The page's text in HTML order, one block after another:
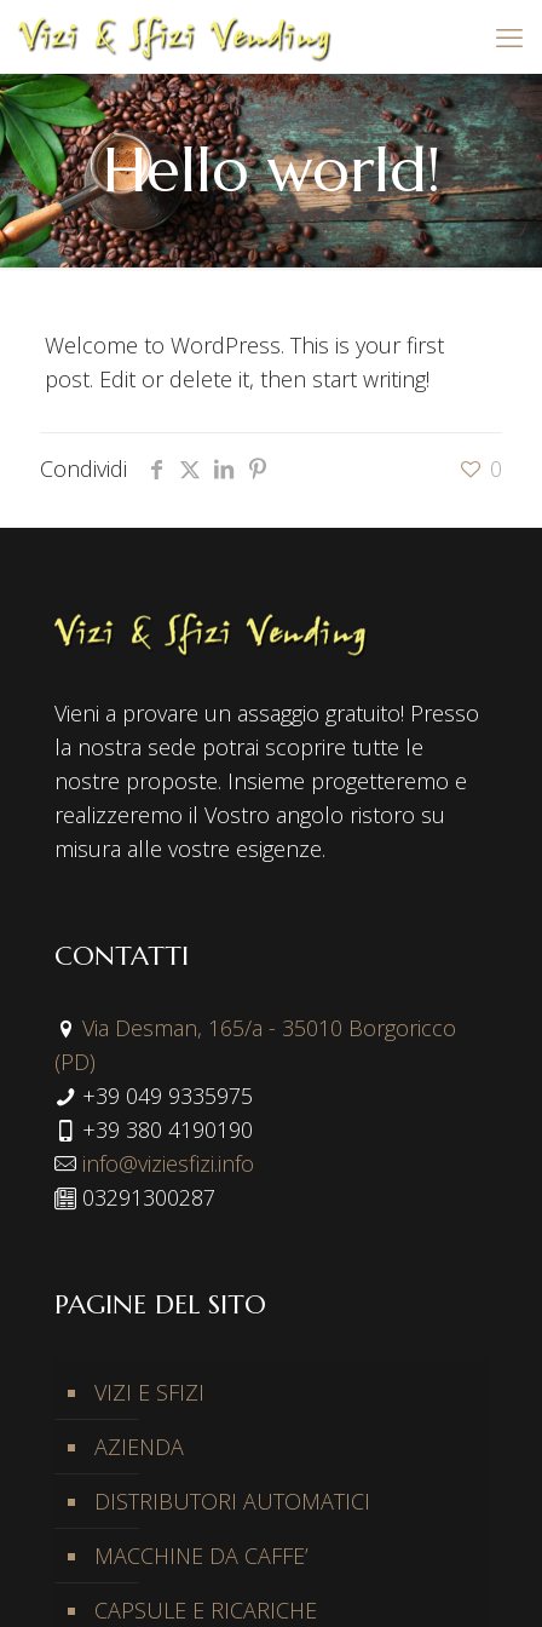
Hello world!
Welcome to WordPress. This is your first
post. Edit or delete it, then start writing!
Condividi 0
Vieni a provare un assaggio gratuito! Presso
la nostra sede potrai scoprire tutte le
nostre proposte. Insieme progetteremo e
realizzeremo il Vostro angolo ristoro su
misura alle vostre esigenze.
CONTATTI
Via Desman, 165/a - 35010 Borgoricco
(PD)
+39 049 9335975
+39 380 4190190
info@viziesfizi.info
03291300287
PAGINE DEL SITO
VIZI E SFIZI
AZIENDA
DISTRIBUTORI AUTOMATICI
MACCHINE DA CAFFE’
CAPSULE E RICARICHE